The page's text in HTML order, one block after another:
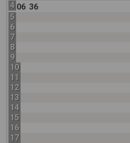
4 06 36
5
6
7
8
9
10
11
12
13
14
15
16
17